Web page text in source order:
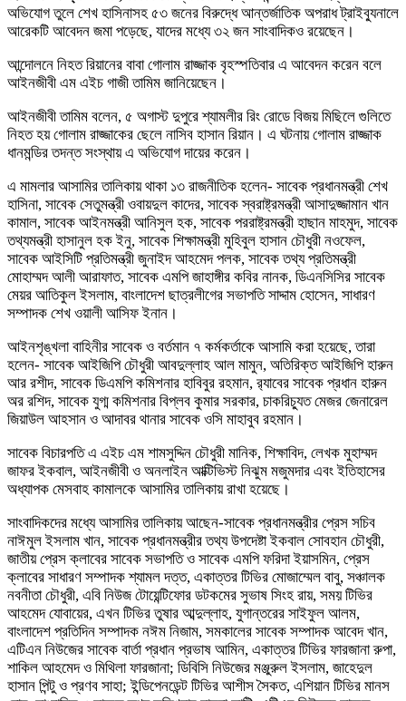
অভিযোগ তুলে শেখ হাসিনাসহ ৫৩ জনের বিরুদ্ধে আন্তর্জাতিক অপরাধ ট্রাইব্যুনালে
আরেকটি আবেদন জমা পড়েছে, যাদের মধ্যে ৩২ জন সাংবাদিকও রয়েছেন।
আন্দোলনে নিহত রিয়ানের বাবা গোলাম রাজ্জাক বৃহস্পতিবার এ আবেদন করেন বলে
আইনজীবী এম এইচ গাজী তামিম জানিয়েছেন।
আইনজীবী তামিম বলেন, ৫ অগাস্ট দুপুরে শ্যামলীর রিং রোডে বিজয় মিছিলে গুলিতে
নিহত হয় গোলাম রাজ্জাকের ছেলে নাসিব হাসান রিয়ান। এ ঘটনায় গোলাম রাজ্জাক
ধানমন্ডির তদন্ত সংস্থায় এ অভিযোগ দায়ের করেন।
এ মামলার আসামির তালিকায় থাকা ১৩ রাজনীতিক হলেন- সাবেক প্রধানমন্ত্রী শেখ
হাসিনা, সাবেক সেতুমন্ত্রী ওবায়দুল কাদের, সাবেক স্বরাষ্ট্রমন্ত্রী আসাদুজ্জামান খান
কামাল, সাবেক আইনমন্ত্রী আনিসুল হক, সাবেক পররাষ্ট্রমন্ত্রী হাছান মাহমুদ, সাবেক
তথ্যমন্ত্রী হাসানুল হক ইনু, সাবেক শিক্ষামন্ত্রী মুহিবুল হাসান চৌধুরী নওফেল,
সাবেক আইসিটি প্রতিমন্ত্রী জুনাইদ আহমেদ পলক, সাবেক তথ্য প্রতিমন্ত্রী
মোহাম্মদ আলী আরাফাত, সাবেক এমপি জাহাঙ্গীর কবির নানক, ডিএনসিসির সাবেক
মেয়র আতিকুল ইসলাম, বাংলাদেশ ছাত্রলীগের সভাপতি সাদ্দাম হোসেন, সাধারণ
সম্পাদক শেখ ওয়ালী আসিফ ইনান।
আইনশৃঙ্খলা বাহিনীর সাবেক ও বর্তমান ৭ কর্মকর্তাকে আসামি করা হয়েছে, তারা
হলেন- সাবেক আইজিপি চৌধুরী আবদুল্লাহ আল মামুন, অতিরিক্ত আইজিপি হারুন
আর রশীদ, সাবেক ডিএমপি কমিশনার হাবিবুর রহমান, র‌্যাবের সাবেক প্রধান হারুন
অর রশিদ, সাবেক যুগ্ম কমিশনার বিপ্লব কুমার সরকার, চাকরিচ্যুত মেজর জেনারেল
জিয়াউল আহসান ও আদাবর থানার সাবেক ওসি মাহাবুব রহমান।
সাবেক বিচারপতি এ এইচ এম শামসুদ্দিন চৌধুরী মানিক, শিক্ষাবিদ, লেখক মুহাম্মদ
জাফর ইকবাল, আইনজীবী ও অনলাইন আক্টিভিস্ট নিঝুম মজুমদার এবং ইতিহাসের
অধ্যাপক মেসবাহ কামালকে আসামির তালিকায় রাখা হয়েছে।
সাংবাদিকদের মধ্যে আসামির তালিকায় আছেন-সাবেক প্রধানমন্ত্রীর প্রেস সচিব
নাঈমুল ইসলাম খান, সাবেক প্রধানমন্ত্রীর তথ্য উপদেষ্টা ইকবাল সোবহান চৌধুরী,
জাতীয় প্রেস ক্লাবের সাবেক সভাপতি ও সাবেক এমপি ফরিদা ইয়াসমিন, প্রেস
ক্লাবের সাধারণ সম্পাদক শ্যামল দত্ত, একাত্তর টিভির মোজাম্মেল বাবু, সঞ্চালক
নবনীতা চৌধুরী, এবি নিউজ টোয়েন্টিফোর ডটকমের সুভাষ সিংহ রায়, সময় টিভির
আহমেদ যোবায়ের, এখন টিভির তুষার আব্দুল্লাহ, যুগান্তরের সাইফুল আলম,
বাংলাদেশ প্রতিদিন সম্পাদক নঈম নিজাম, সমকালের সাবেক সম্পাদক আবেদ খান,
এটিএন নিউজের সাবেক বার্তা প্রধান প্রভাষ আমিন, একাত্তর টিভির ফারজানা রুপা,
শাকিল আহমেদ ও মিথিলা ফারজানা; ডিবিসি নিউজের মঞ্জুরুল ইসলাম, জাহেদুল
হাসান পিন্টু ও প্রণব সাহা; ইন্ডিপেনডেন্ট টিভির আশীস সৈকত, এশিয়ান টিভির মানস